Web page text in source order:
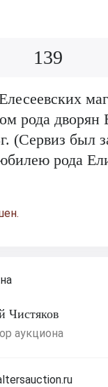
139
рода дворян
(Сервиз был
рода
Чистяков
аукциона